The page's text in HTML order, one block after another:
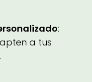
:
a tus